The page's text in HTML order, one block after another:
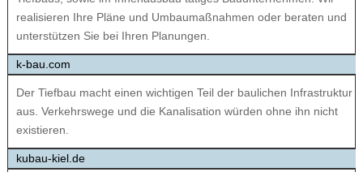
realisieren Ihre Pläne und Umbaumaßnahmen oder beraten und
unterstützen Sie bei Ihren Planungen.
k-bau.com
Der Tiefbau macht einen wichtigen Teil der baulichen Infrastruktur
aus. Verkehrswege und die Kanalisation würden ohne ihn nicht
existieren.
kubau-kiel.de